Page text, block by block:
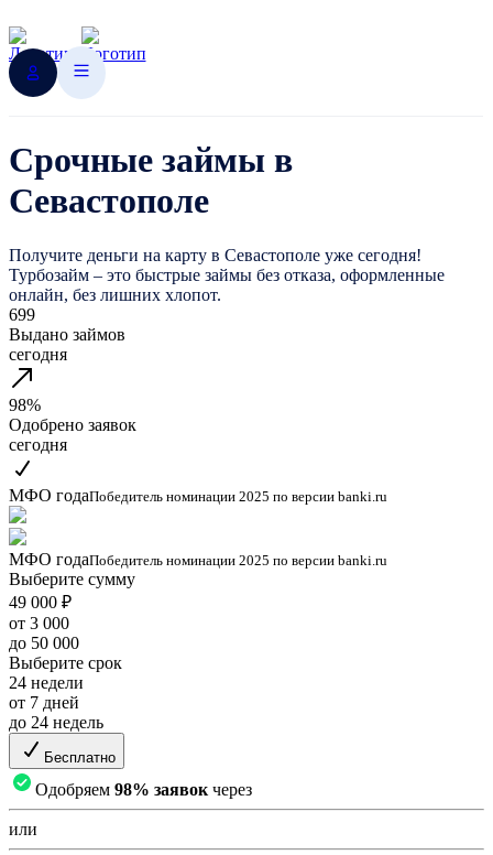
Срочные займы в
Севастополе
Получите деньги на карту в Севастополе уже сегодня!
Турбозайм – это быстрые займы без отказа, оформленные
онлайн, без лишних хлопот.
699
Выдано займов
сегодня
98%
Одобрено заявок
сегодня
МФО годаПобедитель номинации 2025 по версии banki.ru
МФО годаПобедитель номинации 2025 по версии banki.ru
Выберите сумму
49 000 ₽
от 3 000
до 50 000
Выберите срок
24 недели
от 7 дней
до 24 недель
Бесплатно
Одобряем 98% заявок через
или